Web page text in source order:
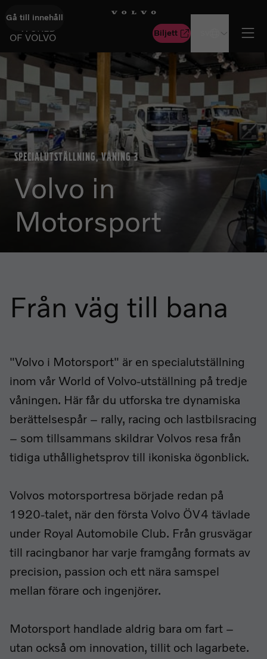
Gå till innehåll
WORLD
OF VOLVO
GÅ TILL STARTSIDAN Biljett
SPECIALUTSTÄLLNING, VÅNING 3
Volvo in
Motorsport
Från väg till bana
"Volvo i Motorsport" är en specialutställning
inom vår World of Volvo-utställning på tredje
våningen. Här får du utforska tre dynamiska
berättelsespår – rally, racing och lastbilsracing
– som tillsammans skildrar Volvos resa från
tidiga uthållighetsprov till ikoniska ögonblick.
Volvos motorsportresa började redan på
1920-talet, när den första Volvo ÖV4 tävlade
under Royal Automobile Club. Från grusvägar
till racingbanor har varje framgång formats av
precision, passion och ett nära samspel
mellan förare och ingenjörer.
Motorsport handlade aldrig bara om fart –
utan också om innovation, tillit och lagarbete.